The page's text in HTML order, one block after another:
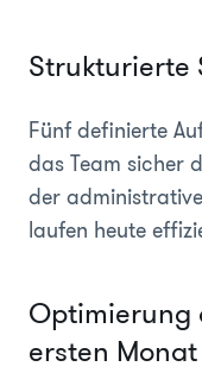
Strukturierte
Fünf definierte
das Team sicher
der
laufen heute
Optimierung
ersten Monat